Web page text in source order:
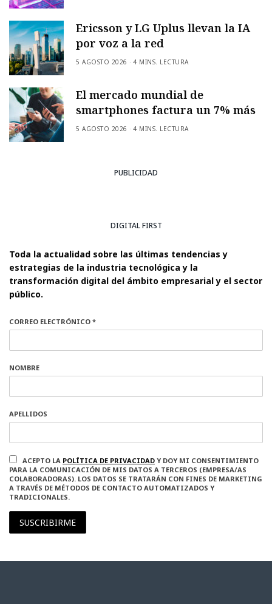
Ericsson y LG Uplus llevan la IA
por voz a la red
5 AGOSTO 2026 4 MINS. LECTURA
El mercado mundial de
smartphones factura un 7% más
5 AGOSTO 2026 4 MINS. LECTURA
PUBLICIDAD
DIGITAL FIRST
Toda la actualidad sobre las últimas tendencias y
estrategias de la industria tecnológica y la
transformación digital del ámbito empresarial y el sector
público.
CORREO ELECTRÓNICO *
NOMBRE
APELLIDOS
ACEPTO LA POLÍTICA DE PRIVACIDAD Y DOY MI CONSENTIMIENTO
PARA LA COMUNICACIÓN DE MIS DATOS A TERCEROS (EMPRESA/AS
COLABORADORAS). LOS DATOS SE TRATARÁN CON FINES DE MARKETING
A TRAVÉS DE MÉTODOS DE CONTACTO AUTOMATIZADOS Y
TRADICIONALES.
SUSCRIBIRME